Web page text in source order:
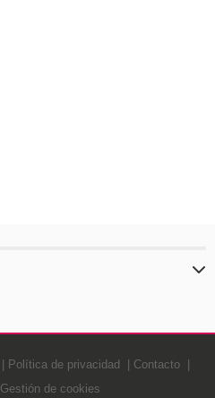
Política de privacidad
Contacto
Gestión de cookies